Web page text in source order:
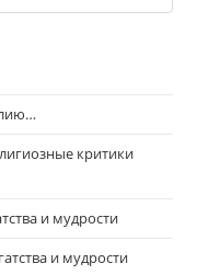
критики
и мудрости
и мудрости